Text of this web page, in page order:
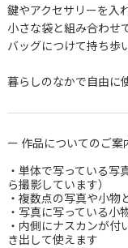
鍵やアクセサリーを入
小さな袋と組み合わせ
バッグにつけて持ち歩
暮らしのなかで自由に
ー 作品についてのご案
・単体で写っている
ら撮影しています）
・複数点の写真や小物
・写真に写っている小
・内側にナスカンが付
き出して使えます